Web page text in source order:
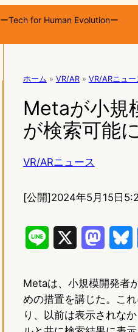
ーTech for Human Evolutionー
ホーム » VR/AR » VR/ARニュー
Metaが小規
が検索可能に
VR/ARニュース
[公開]2024年5月15日
n
e
s
t
u
e
Metaは、小規模開発者
めの措置を講じた。こ
り、以前は表示されな